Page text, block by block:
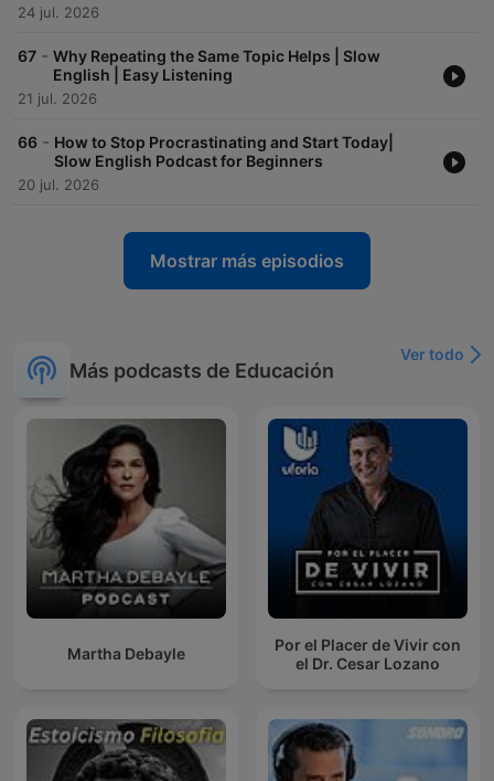
24 jul. 2026
67 - Why Repeating the Same Topic Helps | Slow
English | Easy Listening
21 jul. 2026
66 - How to Stop Procrastinating and Start Today|
Slow English Podcast for Beginners
20 jul. 2026
Mostrar más episodios
Más podcasts de Educación
Ver todo
Martha Debayle
Por el Placer de Vivir con
el Dr. Cesar Lozano